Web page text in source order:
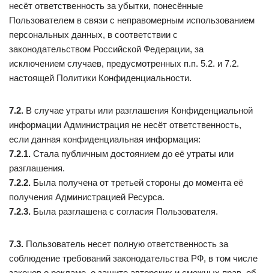
несёт ответственность за убытки, понесённые
Пользователем в связи с неправомерным использованием
персональных данных, в соответствии с
законодательством Российской Федерации, за
исключением случаев, предусмотренных п.п. 5.2. и 7.2.
настоящей Политики Конфиденциальности.
7.2. В случае утраты или разглашения Конфиденциальной
информации Администрация не несёт ответственность,
если данная конфиденциальная информация:
7.2.1. Стала публичным достоянием до её утраты или
разглашения.
7.2.2. Была получена от третьей стороны до момента её
получения Администрацией Ресурса.
7.2.3. Была разглашена с согласия Пользователя.
7.3. Пользователь несет полную ответственность за
соблюдение требований законодательства РФ, в том числе